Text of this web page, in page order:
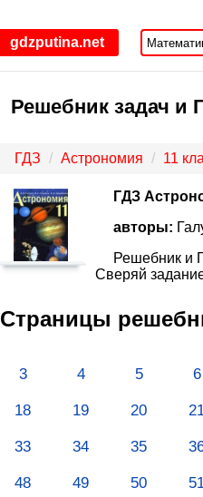
gdzputina.net
Решебник задач и
ГДЗ Астрономия 11
ГДЗ
авторы:
Решебник и
Сверяй
Страницы
3 4 5 6
18 19 20
33 34 35
48 49 50